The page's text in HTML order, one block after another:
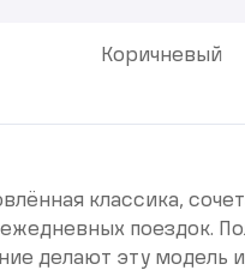
Коричневый
классика,
поездок.
делают эту модель